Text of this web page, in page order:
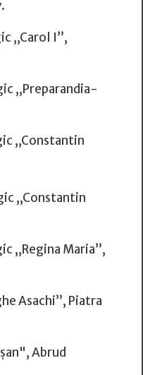
,,Carol I”,
,,Preparandia-
,,Constantin
,,Constantin
,,Regina Maria”,
Asachi”, Piatra
Abrud